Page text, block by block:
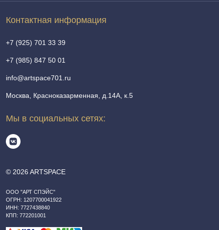
© 2026 ARTSPACE
ООО "АРТ СПЭЙС"
ОГРН: 1207700041922
ИНН: 7727438840
КПП: 772201001
Контактная информация
+7 (925) 701 33 39
+7 (985) 847 50 01
info@artspace701.ru
Москва, Красноказарменная, д.14А, к.5
Мы в социальных сетях: